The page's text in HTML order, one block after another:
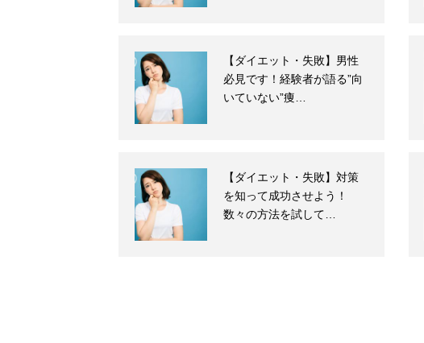
【ダイエット・失敗】男性
必見です！経験者が語る”向
いていない”痩…
【ダイエット・失敗】対策
を知って成功させよう！
数々の方法を試して…